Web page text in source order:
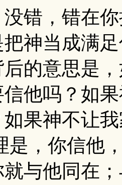
错，错在
神当成满
的意思是
他吗？如
果神不让
是，你信他
与他同在